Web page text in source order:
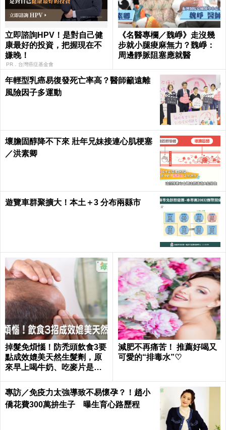
立即諮詢HPV！是對自己健
康最好的投資，把握現在不
嫌晚！
PR．台灣癌症基金會
《名醫專欄／魏崢》走沒幾
步就小腿痠麻無力？魏崢：
周邊靜脈阻塞應就醫
年輕型乳癌易復發死亡率高？醫師籲遠離
風險因子多運動
壞膽固醇降不下來 壯年兄妹接連心肌梗塞
／洪素卿
遊覽車群聚擴大！本土＋3 分布兩縣市
掉髮免煩惱！防禿頭飲食3要
點成效媲美天然生髮劑，原
來早上喝牛奶、吃麥片是錯
減肥不再痛苦！ 推薦好喝又
可愛的“排毒水”♡
專訪／免疫力太強導致不易懷孕？！趙小
僑花費300萬拚生子 曝生育心路歷程